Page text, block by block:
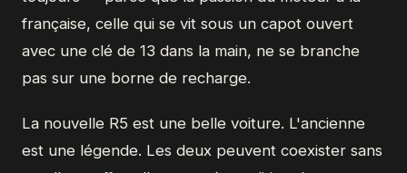
française, celle qui se vit sous un capot ouvert
avec une clé de 13 dans la main, ne se branche
pas sur une borne de recharge.
La nouvelle R5 est une belle voiture. L'ancienne
est une légende. Les deux peuvent coexister sans